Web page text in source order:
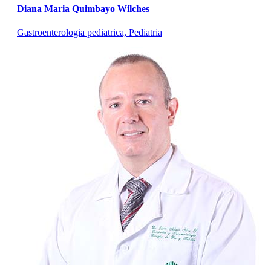
Diana Maria Quimbayo Wilches
Gastroenterologia pediatrica, Pediatria